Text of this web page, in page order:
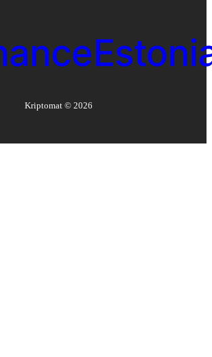
Kriptomat © 2026